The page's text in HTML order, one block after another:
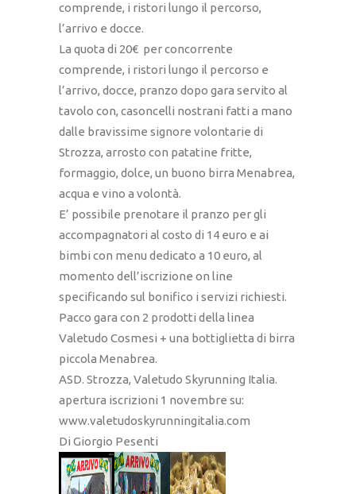
comprende, i ristori lungo il percorso,
l’arrivo e docce.
La quota di 20€ per concorrente
comprende, i ristori lungo il percorso e
l’arrivo, docce, pranzo dopo gara servito al
tavolo con, casoncelli nostrani fatti a mano
dalle bravissime signore volontarie di
Strozza, arrosto con patatine fritte,
formaggio, dolce, un buono birra Menabrea,
acqua e vino a volontà.
E’ possibile prenotare il pranzo per gli
accompagnatori al costo di 14 euro e ai
bimbi con menu dedicato a 10 euro, al
momento dell’iscrizione on line
specificando sul bonifico i servizi richiesti.
Pacco gara con 2 prodotti della linea
Valetudo Cosmesi + una bottiglietta di birra
piccola Menabrea.
ASD. Strozza, Valetudo Skyrunning Italia.
apertura iscrizioni 1 novembre su:
www.valetudoskyrunningitalia.com
Di Giorgio Pesenti